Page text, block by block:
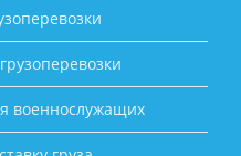
военнослужащих